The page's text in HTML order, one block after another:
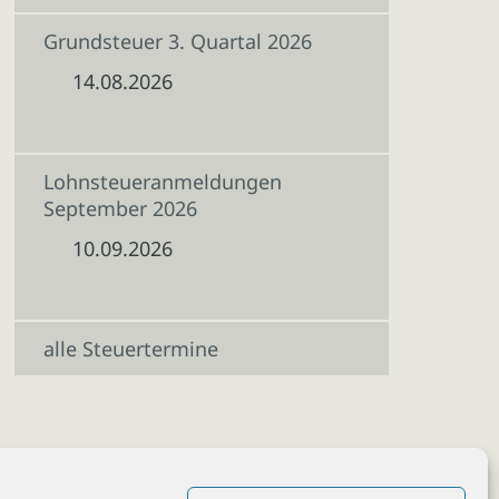
Grundsteuer 3. Quartal 2026
14.08.2026
Lohnsteueranmeldungen
September 2026
10.09.2026
alle Steuertermine